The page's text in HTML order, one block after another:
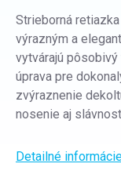
Strieborná
výrazným a
vytvárajú
úprava pre
zvýraznenie
nosenie aj
Detailné